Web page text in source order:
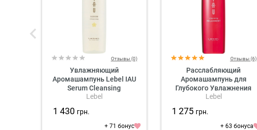
Отзывы (0)
Увлажняющий
Аромашампунь Lebel IAU
Serum Cleansing
Lebel
1 430 грн.
+ 71 бонус
Отзывы (6)
Расслабляющий
Аромашампунь для
Глубокого Увлажнения
Lebel IAU Cleansing
Lebel
1 275 грн.
+ 63 бонуса